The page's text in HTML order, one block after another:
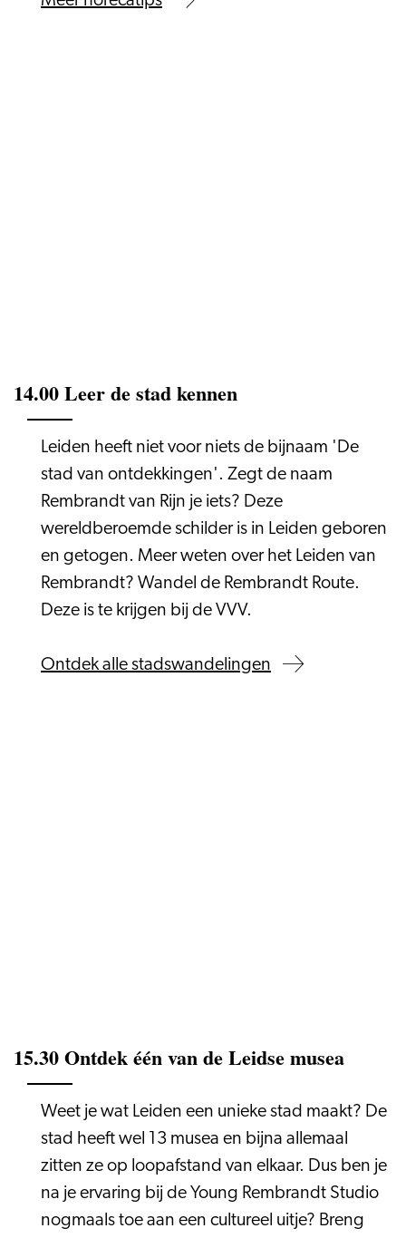
14.00 Leer de stad kennen
Leiden heeft niet voor niets de bijnaam 'De
stad van ontdekkingen'. Zegt de naam
Rembrandt van Rijn je iets? Deze
wereldberoemde schilder is in Leiden geboren
en getogen. Meer weten over het Leiden van
Rembrandt? Wandel de Rembrandt Route.
Deze is te krijgen bij de VVV.
Ontdek alle stadswandelingen
15.30 Ontdek één van de Leidse musea
Weet je wat Leiden een unieke stad maakt? De
stad heeft wel 13 musea en bijna allemaal
zitten ze op loopafstand van elkaar. Dus ben je
na je ervaring bij de Young Rembrandt Studio
nogmaals toe aan een cultureel uitje? Breng